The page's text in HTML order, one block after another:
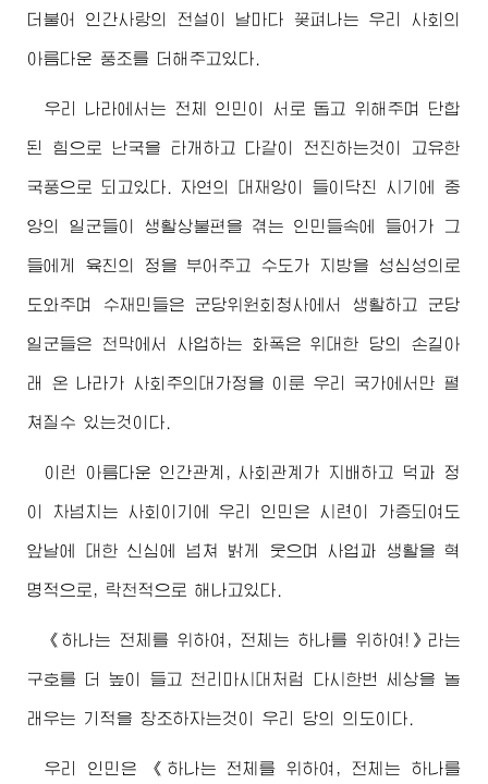
더불어 인간사랑의 전설이 날마다 꽃펴나는 우리 사회의
아름다운 풍조를 더해주고있다.
우리 나라에서는 전체 인민이 서로 돕고 위해주며 단합
된 힘으로 난국을 타개하고 다같이 전진하는것이 고유한
국풍으로 되고있다. 자연의 대재앙이 들이닥친 시기에 중
앙의 일군들이 생활상불편을 겪는 인민들속에 들어가 그
들에게 육친의 정을 부어주고 수도가 지방을 성심성의로
도와주며 수재민들은 군당위원회청사에서 생활하고 군당
일군들은 천막에서 사업하는 화폭은위대한 당의 손길아
래 온 나라가 사회주의대가정을 이룬 우리 국가에서만 펼
쳐질수 있는것이다.
이런 아름다운 인간관계, 사회관계가 지배하고 덕과 정
이 차넘치는 사회이기에 우리 인민은 시련이 가증되여도
앞날에 대한 신심에 넘쳐 밝게 웃으며 사업과 생활을 혁
명적으로, 락천적으로 해나고있다.
《하나는 전체를 위하여, 전체는 하나를 위하여!》라는
구호를 더 높이 들고 천리마시대처럼 다시한번 세상을 놀
래우는 기적을 창조하자는것이 우리 당의 의도이다.
우리 인민은 《하나는 전체를 위하여, 전체는 하나를